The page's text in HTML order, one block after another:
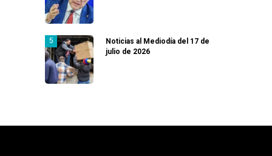
Noticias al Mediodía del 17 de
julio de 2026